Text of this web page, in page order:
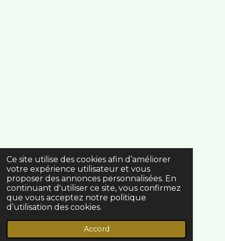
Ce site utilise des cookies afin d’améliorer
votre expérience utilisateur et vous
proposer des annonces personnalisées. En
continuant d'utiliser ce site, vous confirmez
que vous acceptez notre politique
d’utilisation des cookies.
Accord